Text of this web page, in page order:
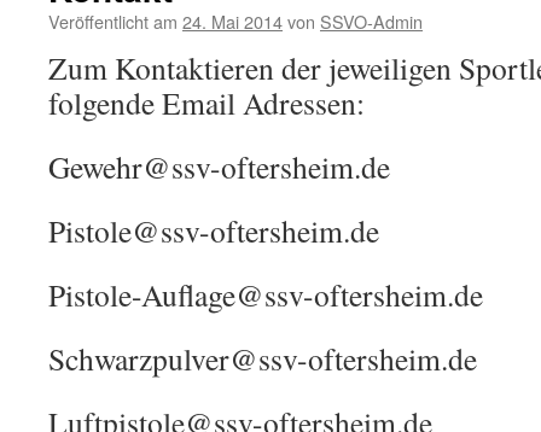
Veröffentlicht am 24. Mai 2014von SSVO-Admin
Zum Kontaktieren der jeweiligen
folgende Email Adressen:
Gewehr@ssv-oftersheim.de
Pistole@ssv-oftersheim.de
Pistole-Auflage@ssv-oftersheim.de
Schwarzpulver@ssv-oftersheim.de
Luftpistole@ssv-oftersheim.de